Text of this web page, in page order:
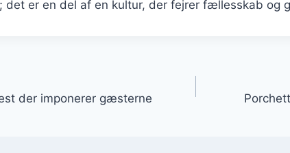
det er en del af en kultur, der fejrer fællesskab og
der imponerer gæsterne